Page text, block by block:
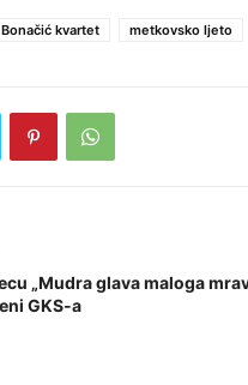
kvartet metkovsko ljeto
„Mudra glava maloga
GKS-a